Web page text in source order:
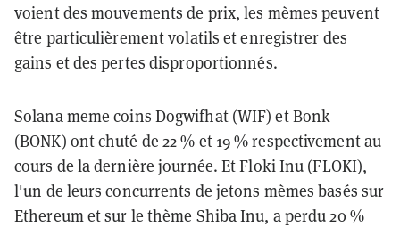
voient des mouvements de prix, les mèmes peuvent
être particulièrement volatils et enregistrer des
gains et des pertes disproportionnés.
Solana meme coins Dogwifhat (WIF) et Bonk
(BONK) ont chuté de 22 % et 19 % respectivement au
cours de la dernière journée. Et Floki Inu (FLOKI),
l'un de leurs concurrents de jetons mèmes basés sur
Ethereum et sur le thème Shiba Inu, a perdu 20 %